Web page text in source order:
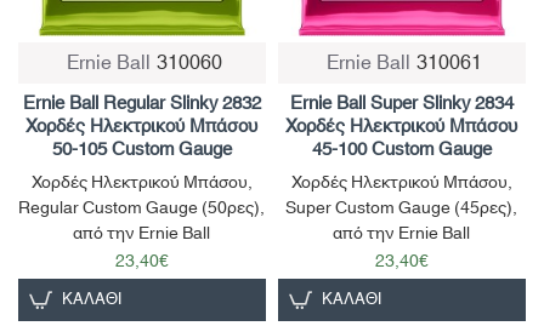
Μη Διαθέσιμο
Ernie Ball 310060
Ernie Ball Regular Slinky 2832
Χορδές Ηλεκτρικού Μπάσου
50-105 Custom Gauge
Χορδές Ηλεκτρικού Μπάσου,
Regular Custom Gauge (50ρες),
από την Ernie Ball
23,40€
ΚΑΛΆΘΙ
Ernie Ball 310061
Ernie Ball Super Slinky 2834
Χορδές Ηλεκτρικού Μπάσου
45-100 Custom Gauge
Χορδές Ηλεκτρικού Μπάσου,
Super Custom Gauge (45ρες),
από την Ernie Ball
23,40€
ΚΑΛΆΘΙ